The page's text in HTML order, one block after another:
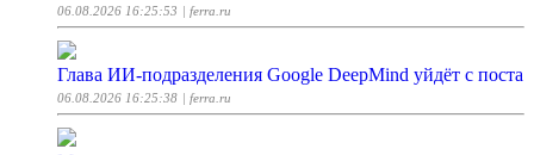
06.08.2026 16:25:53 | ferra.ru
Глава ИИ-подразделения Google DeepMind уйдёт с поста
06.08.2026 16:25:38 | ferra.ru